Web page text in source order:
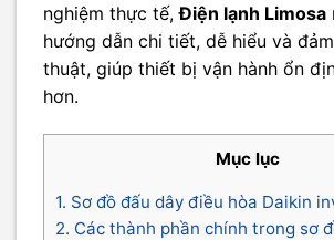
nghiệm thực tế,Điện lạnh Limosa
hướng dẫn chi tiết, dễ hiểu và
thuật, giúp thiết bị vận hành ổn
hơn.
Mục lục
1. Sơ đồ đấu dây điều hòa Daikin
2. Các thành phần chính trong sơ